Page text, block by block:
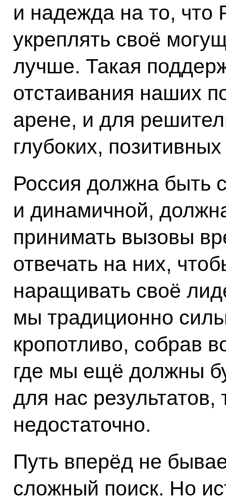
и надежда на то, что
укреплять своё
лучше. Такая
отстаивания наших
арене, и для
глубоких,
Россия должна быть
и динамичной,
принимать вызовы
отвечать на них,
наращивать своё
мы традиционно
кропотливо, собрав
где мы ещё должны
для нас
недостаточно.
Путь вперёд не
сложный поиск. Но